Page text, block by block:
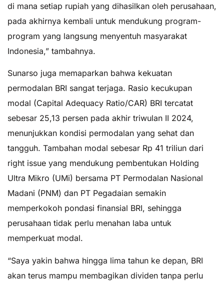
di mana setiap rupiah yang dihasilkan oleh perusahaan,
pada akhirnya kembali untuk mendukung program-
program yang langsung menyentuh masyarakat
Indonesia,” tambahnya.
Sunarso juga memaparkan bahwa kekuatan
permodalan BRI sangat terjaga. Rasio kecukupan
modal (Capital Adequacy Ratio/CAR) BRI tercatat
sebesar 25,13 persen pada akhir triwulan II 2024,
menunjukkan kondisi permodalan yang sehat dan
tangguh. Tambahan modal sebesar Rp 41 triliun dari
right issue yang mendukung pembentukan Holding
Ultra Mikro (UMi) bersama PT Permodalan Nasional
Madani (PNM) dan PT Pegadaian semakin
memperkokoh pondasi finansial BRI, sehingga
perusahaan tidak perlu menahan laba untuk
memperkuat modal.
“Saya yakin bahwa hingga lima tahun ke depan, BRI
akan terus mampu membagikan dividen tanpa perlu